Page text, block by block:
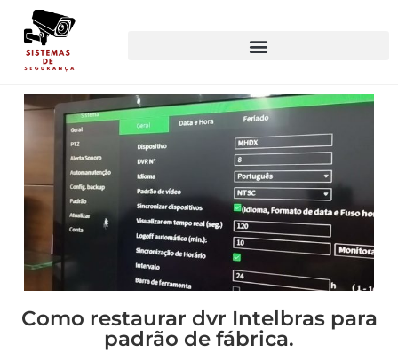
Como restaurar dvr Intelbras para
padrão de fábrica.